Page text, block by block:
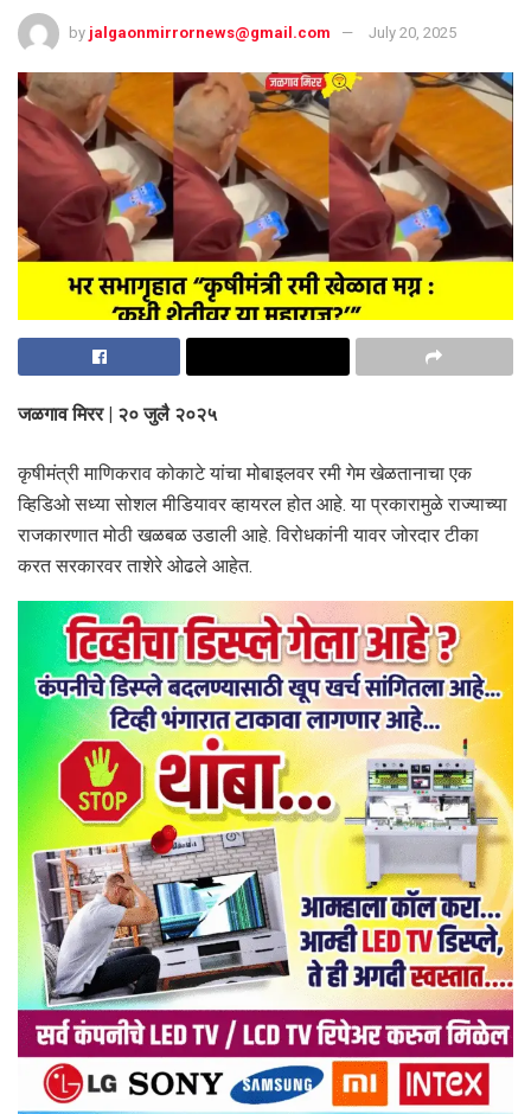
by jalgaonmirrornews@gmail.com July 20, 2025
जळगाव मिरर | २० जुलै २०२५
कृषीमंत्री माणिकराव कोकाटे यांचा मोबाइलवर रमी गेम खेळतानाचा एक
व्हिडिओ सध्या सोशल मीडियावर व्हायरल होत आहे. या प्रकारामुळे राज्याच्या
राजकारणात मोठी खळबळ उडाली आहे. विरोधकांनी यावर जोरदार टीका
करत सरकारवर ताशेरे ओढले आहेत.